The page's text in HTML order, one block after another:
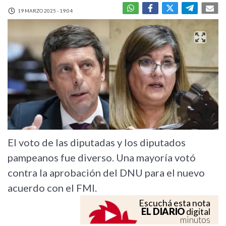
19 MARZO 2025 - 19:04
El voto de las diputadas y los diputados
pampeanos fue diverso. Una mayoría votó
contra la aprobación del DNU para el nuevo
acuerdo con el FMI.
Escuchá esta nota
EL DIARIOdigital
minutos